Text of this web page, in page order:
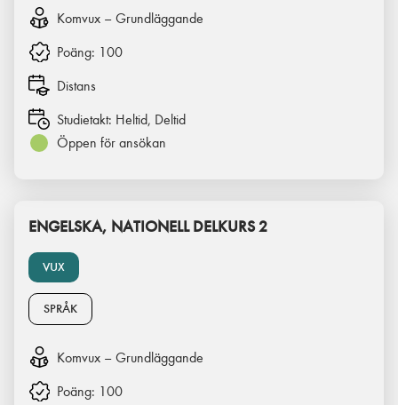
Komvux – Grundläggande
Poäng: 100
Distans
Studietakt: Heltid, Deltid
Öppen för ansökan
VUX
ENGELSKA, NATIONELL DELKURS 2
SPRÅK
Komvux – Grundläggande
Poäng: 100